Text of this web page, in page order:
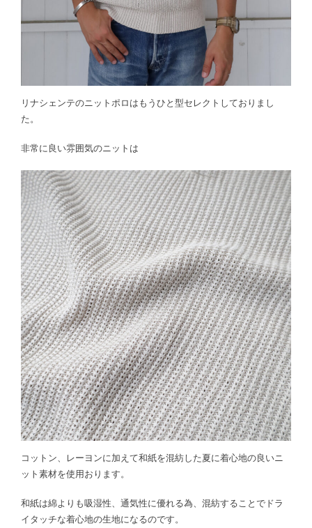
リナシェンテのニットポロはもうひと型セレクトしておりまし
た。
非常に良い雰囲気のニットは
コットン、レーヨンに加えて和紙を混紡した夏に着心地の良いニ
ット素材を使用おります。
和紙は綿よりも吸湿性、通気性に優れる為、混紡することでドラ
イタッチな着心地の生地になるのです。